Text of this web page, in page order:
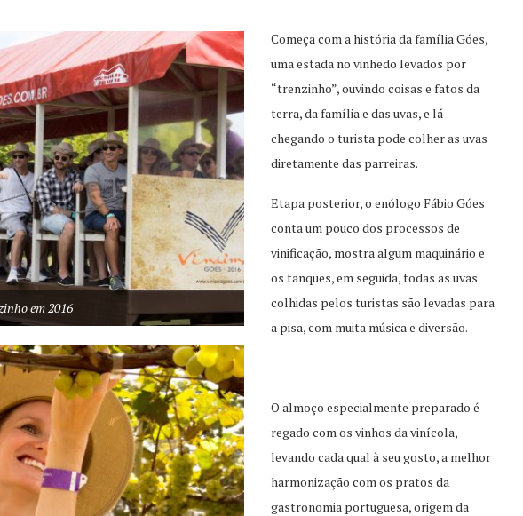
em 2016
Começa com a história da família Góes,
uma estada no vinhedo levados por
“trenzinho”, ouvindo coisas e fatos da
terra, da família e das uvas, e lá
chegando o turista pode colher as uvas
diretamente das parreiras.
Etapa posterior, o enólogo Fábio Góes
conta um pouco dos processos de
vinificação, mostra algum maquinário e
os tanques, em seguida, todas as uvas
colhidas pelos turistas são levadas para
a pisa, com muita música e diversão.
O almoço especialmente preparado é
regado com os vinhos da vinícola,
levando cada qual à seu gosto, a melhor
harmonização com os pratos da
gastronomia portuguesa, origem da